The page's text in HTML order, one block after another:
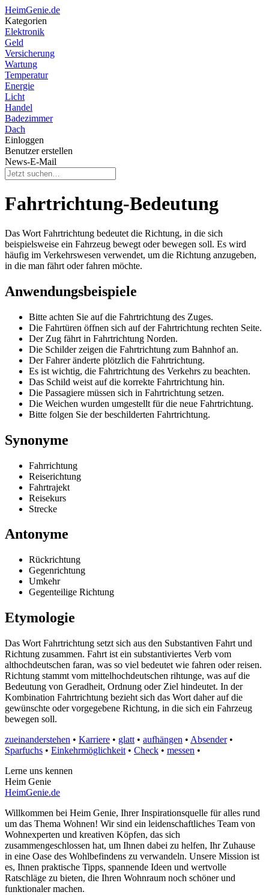
HeimGenie.de
Kategorien
Elektronik
Geld
Versicherung
Wartung
Temperatur
Energie
Licht
Handel
Badezimmer
Dach
Einloggen
Benutzer erstellen
News-E-Mail
Fahrtrichtung-Bedeutung
Das Wort Fahrtrichtung bedeutet die Richtung, in die sich
beispielsweise ein Fahrzeug bewegt oder bewegen soll. Es wird
häufig im Verkehrswesen verwendet, um die Richtung anzugeben,
in die man fährt oder fahren möchte.
Anwendungsbeispiele
Bitte achten Sie auf die Fahrtrichtung des Zuges.
Die Fahrtüren öffnen sich auf der Fahrtrichtung rechten Seite.
Der Zug fährt in Fahrtrichtung Norden.
Die Schilder zeigen die Fahrtrichtung zum Bahnhof an.
Der Fahrer änderte plötzlich die Fahrtrichtung.
Es ist wichtig, die Fahrtrichtung des Verkehrs zu beachten.
Das Schild weist auf die korrekte Fahrtrichtung hin.
Die Passagiere müssen sich in Fahrtrichtung setzen.
Die Weichen wurden umgestellt für die neue Fahrtrichtung.
Bitte folgen Sie der beschilderten Fahrtrichtung.
Synonyme
Fahrrichtung
Reiserichtung
Fahrtrajekt
Reisekurs
Strecke
Antonyme
Rückrichtung
Gegenrichtung
Umkehr
Gegenteilige Richtung
Etymologie
Das Wort Fahrtrichtung setzt sich aus den Substantiven Fahrt und
Richtung zusammen. Fahrt ist ein substantiviertes Verb vom
althochdeutschen faran, was so viel bedeutet wie fahren oder reisen.
Richtung stammt vom mittelhochdeutschen rihtunge, was auf die
Bedeutung von Geradheit, Ordnung oder Ziel hindeutet. In der
Kombination Fahrtrichtung bezieht sich das Wort daher auf die
gewünschte oder vorgegebene Richtung, in die sich ein Fahrzeug
bewegen soll.
zueinanderstehen • Karriere • glatt • aufhängen • Absender•
Sparfuchs • Einkehrmöglichkeit • Check • messen •
Lerne uns kennen
Heim Genie
HeimGenie.de
Willkommen bei Heim Genie, Ihrer Inspirationsquelle für alles rund
um das Thema Wohnen! Wir sind ein leidenschaftliches Team von
Wohnexperten und kreativen Köpfen, das sich
zusammengeschlossen hat, um Ihnen dabei zu helfen, Ihr Zuhause
in eine Oase des Wohlbefindens zu verwandeln. Unsere Mission ist
es, Ihnen praktische Tipps, spannende Ideen und wertvolle
Ratschläge zu bieten, die Ihren Wohnraum noch schöner und
funktionaler machen.